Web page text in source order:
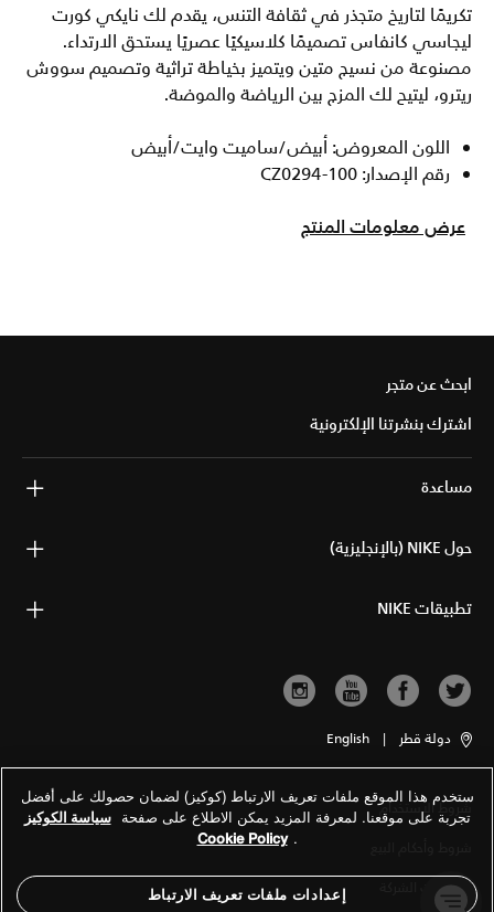
تكريمًا لتاريخ متجذر في ثقافة التنس، يقدم لك نايكي كورت
ليجاسي كانفاس تصميمًا كلاسيكيًا عصريًا يستحق الارتداء.
مصنوعة من نسيج متين ويتميز بخياطة تراثية وتصميم سووش
ريترو، ليتيح لك المزج بين الرياضة والموضة.
اللون المعروض: أبيض/ساميت وايت/أبيض
رقم الإصدار: CZ0294-100
عرض معلومات المنتج
ابحث عن متجر
اشترك بنشرتنا الإلكترونية
مساعدة
حول NIKE (بالإنجليزية)
تطبيقات NIKE
دولة قطر |
English
شروط الاستخدام
معلومات الشركة
ستخدم هذا الموقع ملفات تعريف الارتباط (كوكيز) لضمان حصولك على أفضل
تجربة على موقعنا. لمعرفة المزيد يمكن الاطلاع على صفحة سياسة الكوكيز
.
Cookie Policy
إعدادات ملفات تعريف الارتباط